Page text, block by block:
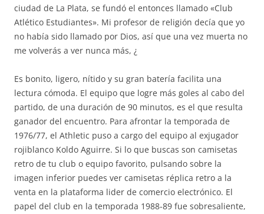
ciudad de La Plata, se fundó el entonces llamado «Club
Atlético Estudiantes». Mi profesor de religión decía que yo
no había sido llamado por Dios, así que una vez muerta no
me volverás a ver nunca más, ¿
Es bonito, ligero, nítido y su gran batería facilita una
lectura cómoda. El equipo que logre más goles al cabo del
partido, de una duración de 90 minutos, es el que resulta
ganador del encuentro. Para afrontar la temporada de
1976/77, el Athletic puso a cargo del equipo al exjugador
rojiblanco Koldo Aguirre. Si lo que buscas son camisetas
retro de tu club o equipo favorito, pulsando sobre la
imagen inferior puedes ver camisetas réplica retro a la
venta en la plataforma lider de comercio electrónico. El
papel del club en la temporada 1988-89 fue sobresaliente,